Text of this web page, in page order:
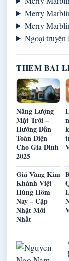
Merry
Merry
Ngoại truyện
THEM BAI
Năng Lượng
Mặt Trời –
Hướng Dẫn
Toàn Diện
Cho Gia Đình
2025
Giá Vàng Kim
Khánh Việt
Hùng Hôm
Nay – Cập
Nhật Mới
Nhất